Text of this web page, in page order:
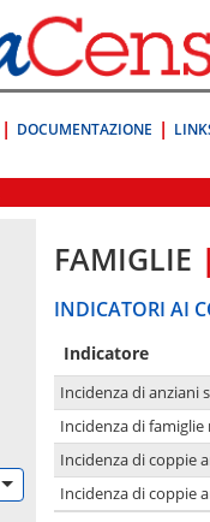
DOCUMENTAZIONE
FAMIGLIE |
INDICATORI AI
Indicatore
Incidenza di anziani
Incidenza di
Incidenza di coppie
Incidenza di coppie